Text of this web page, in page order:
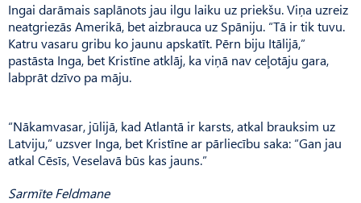
Ingai darāmais saplānots jau ilgu laiku uz priekšu. Viņa uzreiz
neatgriezās Amerikā, bet aizbrauca uz Spāniju. “Tā ir tik tuvu.
Katru vasaru gribu ko jaunu apskatīt. Pērn biju Itālijā,”
pastāsta Inga, bet Kristīne atklāj, ka viņā nav ceļotāju gara,
labprāt dzīvo pa māju.
“Nākamvasar, jūlijā, kad Atlantā ir karsts, atkal brauksim uz
Latviju,” uzsver Inga, bet Kristīne ar pārliecību saka: “Gan jau
atkal Cēsīs, Veselavā būs kas jauns.”
Sarmīte Feldmane